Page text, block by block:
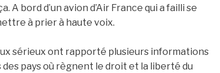
A bord d’un avion d’Air France qui a failli se
à prier à haute voix.
sérieux ont rapporté plusieurs informations
pays où règnent le droit et la liberté du